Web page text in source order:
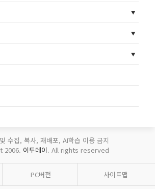
수집, 복사, 재배포, AI학습 이용 금지
2006. 이투데이. All rights reserved
PC버전 사이트맵